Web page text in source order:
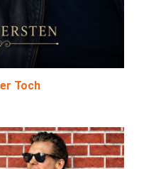
Toch